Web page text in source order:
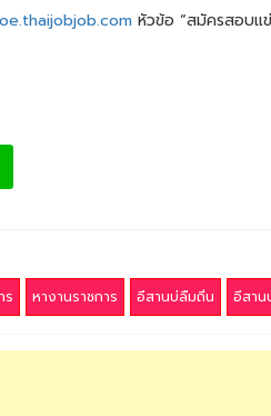
หัวข้อ “สมัครสอบแ
ร หางานราชการ อีสานบ่ลืมถิ่น อีสาน